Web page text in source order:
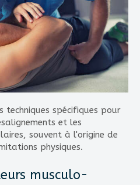
techniques spécifiques pour
et les
souvent à l'origine de
physiques.
musculo-